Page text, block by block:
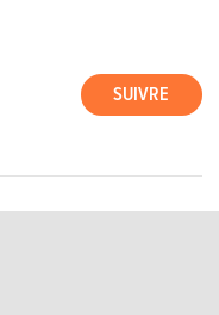
SUIVRE